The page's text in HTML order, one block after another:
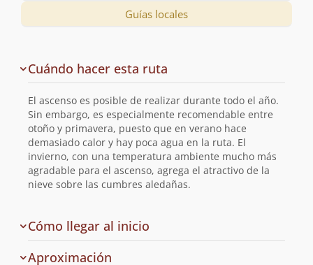
Guías locales
de
la
ruta
Cuándo hacer esta ruta
El ascenso es posible de realizar durante todo el año.
Sin embargo, es especialmente recomendable entre
otoño y primavera, puesto que en verano hace
demasiado calor y hay poca agua en la ruta. El
invierno, con una temperatura ambiente mucho más
agradable para el ascenso, agrega el atractivo de la
nieve sobre las cumbres aledañas.
Cómo llegar al inicio
la
Aproximación